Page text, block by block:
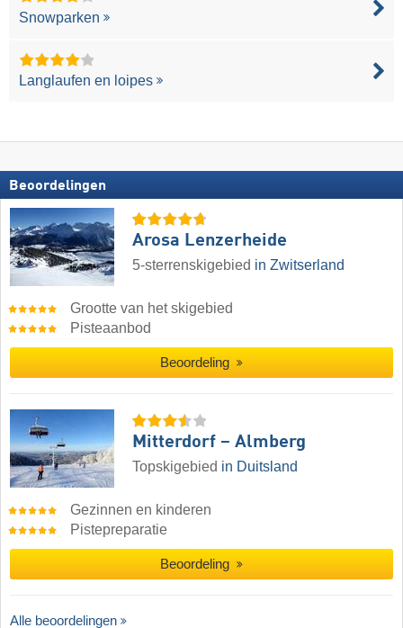
Snowparken
Langlaufen en loipes
Beoordelingen
Arosa Lenzerheide
5-sterrenskigebied in Zwitserland
Grootte van het skigebied
Pisteaanbod
Beoordeling
Mitterdorf – Almberg
Topskigebied in Duitsland
Gezinnen en kinderen
Pistepreparatie
Beoordeling
Alle beoordelingen